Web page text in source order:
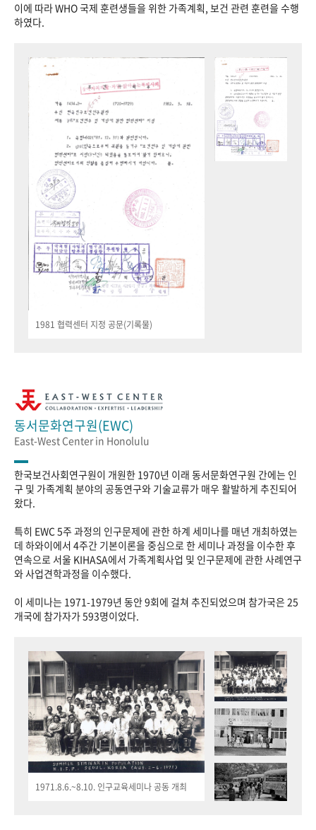
이에 따라 WHO 국제 훈련생들을 위한 가족계획, 보건 관련 훈련을 수행
하였다.
1981 협력센터 지정 공문(기록물)
동서문화연구원(EWC)
East-West Center in Honolulu
한국보건사회연구원이 개원한 1970년 이래 동서문화연구원 간에는 인
구 및 가족계획 분야의 공동연구와 기술교류가 매우 활발하게 추진되어
왔다.
특히 EWC 5주 과정의 인구문제에 관한 하계 세미나를 매년 개최하였는
데 하와이에서 4주간 기본이론을 중심으로 한 세미나 과정을 이수한 후
연속으로 서울 KIHASA에서 가족계획사업 및 인구문제에 관한 사례연구
와 사업견학과정을 이수했다.
이 세미나는 1971-1979년 동안 9회에 걸쳐 추진되었으며 참가국은 25
개국에 참가자가 593명이었다.
1971.8.6.~8.10. 인구교육세미나 공동 개최